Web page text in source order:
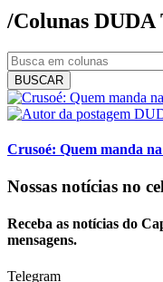
/Colunas DUDA
BUSCAR
Crusoé: Quem manda
Nossas notícias no
Receba as notícias do
mensagens.
Telegram